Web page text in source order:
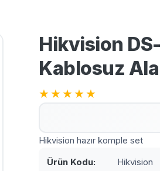
Hikvision
Kablosuz
★★★★★
Hikvision hazır komple set
Ürün Kodu:
Hikvision